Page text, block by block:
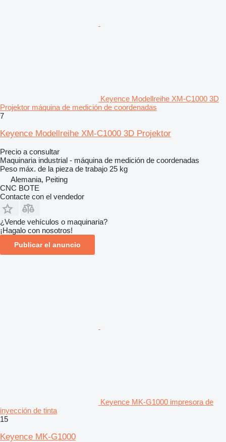
Keyence Modellreihe XM-C1000 3D
Projektor máquina de medición de coordenadas
7
Keyence Modellreihe XM-C1000 3D Projektor
Precio a consultar
Maquinaria industrial - máquina de medición de coordenadas
Peso máx. de la pieza de trabajo 25 kg
Alemania, Peiting
CNC BOTE
Contacte con el vendedor
¿Vende vehículos o maquinaria?
¡Hagalo con nosotros!
Publicar el anuncio
Keyence MK-G1000 impresora de
inyección de tinta
15
Keyence MK-G1000